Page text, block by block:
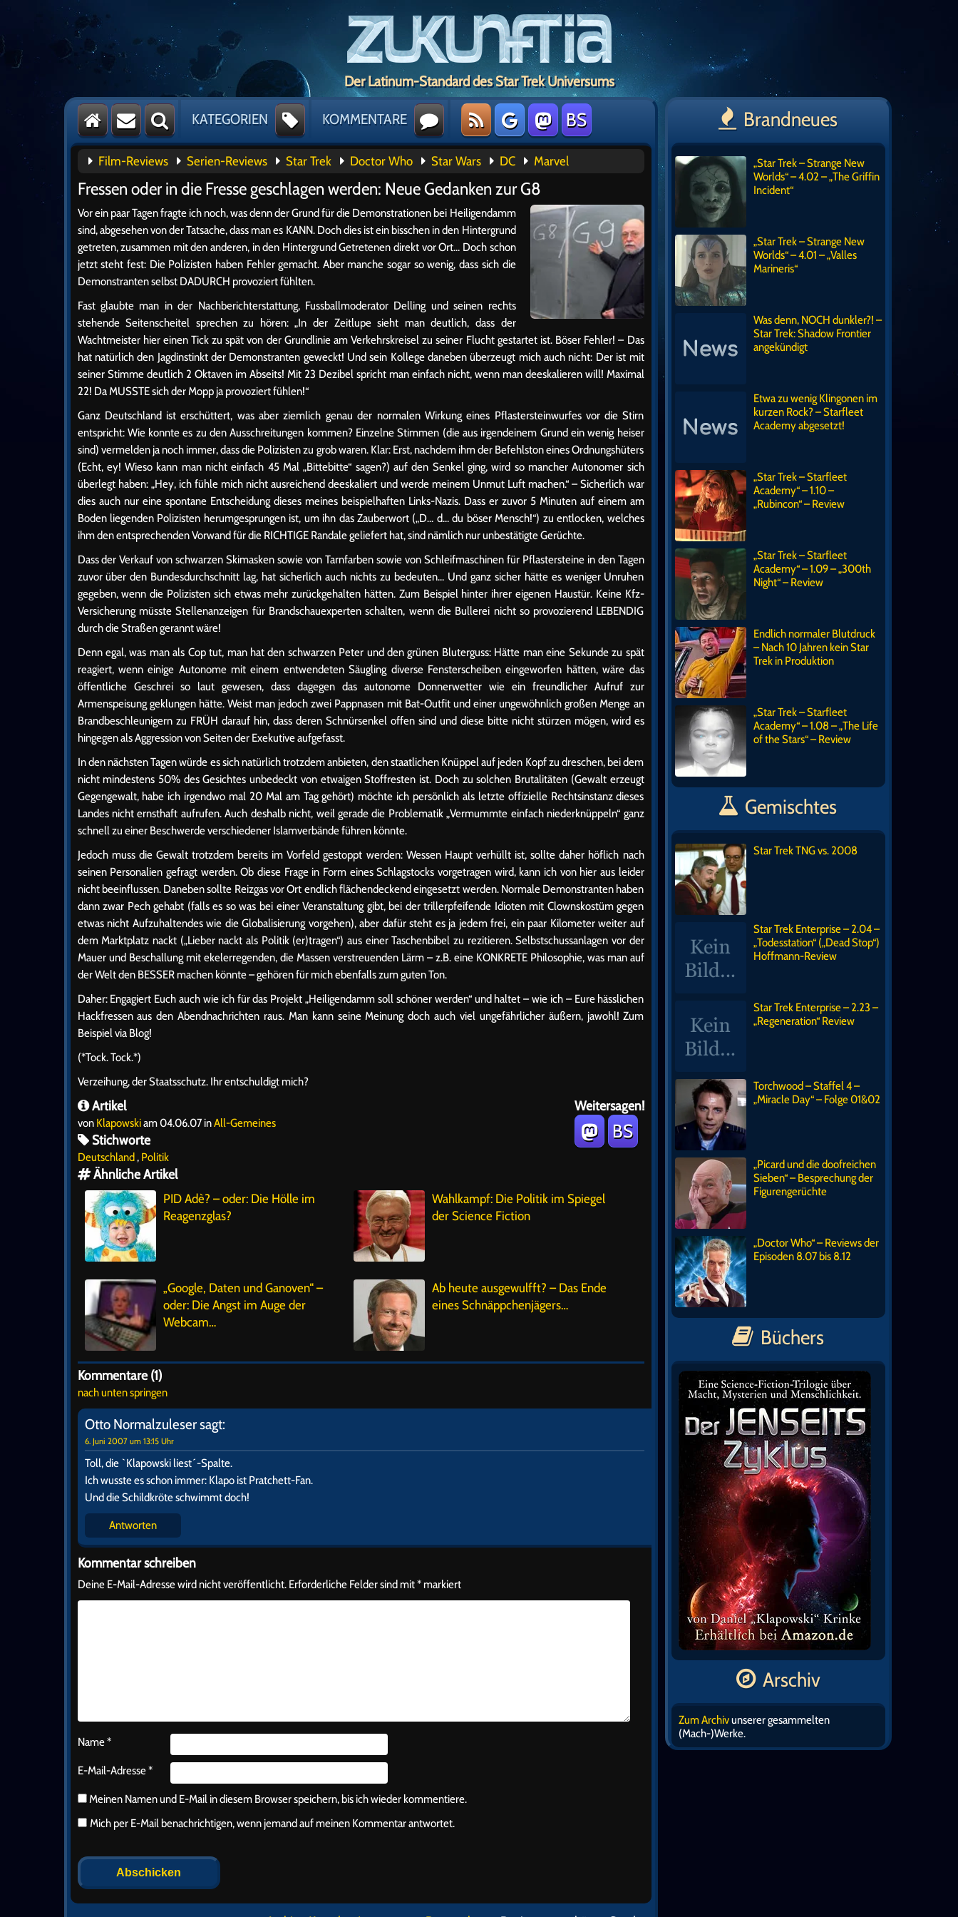
Der Latinum-Standard des Star Trek Universums
KATEGORIEN KOMMENTARE BS
Film-Reviews Serien-Reviews Star Trek Doctor Who Star Wars DC Marvel
Fressen oder in die Fresse geschlagen werden: Neue Gedanken zur G8
Vor ein paar Tagen fragte ich noch, was denn der Grund für die Demonstrationen bei Heiligendamm
sind, abgesehen von der Tatsache, dass man es KANN. Doch dies ist ein bisschen in den Hintergrund
getreten, zusammen mit den anderen, in den Hintergrund Getretenen direkt vor Ort… Doch schon
jetzt steht fest: Die Polizisten haben Fehler gemacht. Aber manche sogar so wenig, dass sich die
Demonstranten selbst DADURCH provoziert fühlten.
Fast glaubte man in der Nachberichterstattung, Fussballmoderator Delling und seinen rechts
stehende Seitenscheitel sprechen zu hören: „In der Zeitlupe sieht man deutlich, dass der
Wachtmeister hier einen Tick zu spät von der Grundlinie am Verkehrskreisel zu seiner Flucht gestartet ist. Böser Fehler! – Das
hat natürlich den Jagdinstinkt der Demonstranten geweckt! Und sein Kollege daneben überzeugt mich auch nicht: Der ist mit
seiner Stimme deutlich 2 Oktaven im Abseits! Mit 23 Dezibel spricht man einfach nicht, wenn man deeskalieren will! Maximal
22! Da MUSSTE sich der Mopp ja provoziert fühlen!“
Ganz Deutschland ist erschüttert, was aber ziemlich genau der normalen Wirkung eines Pflastersteinwurfes vor die Stirn
entspricht: Wie konnte es zu den Ausschreitungen kommen? Einzelne Stimmen (die aus irgendeinem Grund ein wenig heiser
sind) vermelden ja noch immer, dass die Polizisten zu grob waren. Klar: Erst, nachdem ihm der Befehlston eines Ordnungshüters
(Echt, ey! Wieso kann man nicht einfach 45 Mal „Bittebitte“ sagen?) auf den Senkel ging, wird so mancher Autonomer sich
überlegt haben: „Hey, ich fühle mich nicht ausreichend deeskaliert und werde meinem Unmut Luft machen.“ – Sicherlich war
dies auch nur eine spontane Entscheidung dieses meines beispielhaften Links-Nazis. Dass er zuvor 5 Minuten auf einem am
Boden liegenden Polizisten herumgesprungen ist, um ihn das Zauberwort („D… d… du böser Mensch!“) zu entlocken, welches
ihm den entsprechenden Vorwand für die RICHTIGE Randale geliefert hat, sind nämlich nur unbestätigte Gerüchte.
Dass der Verkauf von schwarzen Skimasken sowie von Tarnfarben sowie von Schleifmaschinen für Pflastersteine in den Tagen
zuvor über den Bundesdurchschnitt lag, hat sicherlich auch nichts zu bedeuten… Und ganz sicher hätte es weniger Unruhen
gegeben, wenn die Polizisten sich etwas mehr zurückgehalten hätten. Zum Beispiel hinter ihrer eigenen Haustür. Keine Kfz-
Versicherung müsste Stellenanzeigen für Brandschauexperten schalten, wenn die Bullerei nicht so provozierend LEBENDIG
durch die Straßen gerannt wäre!
Denn egal, was man als Cop tut, man hat den schwarzen Peter und den grünen Bluterguss: Hätte man eine Sekunde zu spät
reagiert, wenn einige Autonome mit einem entwendeten Säugling diverse Fensterscheiben eingeworfen hätten, wäre das
öffentliche Geschrei so laut gewesen, dass dagegen das autonome Donnerwetter wie ein freundlicher Aufruf zur
Armenspeisung geklungen hätte. Weist man jedoch zwei Pappnasen mit Bat-Outfit und einer ungewöhnlich großen Menge an
Brandbeschleunigern zu FRÜH darauf hin, dass deren Schnürsenkel offen sind und diese bitte nicht stürzen mögen, wird es
hingegen als Aggression von Seiten der Exekutive aufgefasst.
In den nächsten Tagen würde es sich natürlich trotzdem anbieten, den staatlichen Knüppel auf jeden Kopf zu dreschen, bei dem
nicht mindestens 50% des Gesichtes unbedeckt von etwaigen Stoffresten ist. Doch zu solchen Brutalitäten (Gewalt erzeugt
Gegengewalt, habe ich irgendwo mal 20 Mal am Tag gehört) möchte ich persönlich als letzte offizielle Rechtsinstanz dieses
Landes nicht ernsthaft aufrufen. Auch deshalb nicht, weil gerade die Problematik „Vermummte einfach niederknüppeln“ ganz
schnell zu einer Beschwerde verschiedener Islamverbände führen könnte.
Jedoch muss die Gewalt trotzdem bereits im Vorfeld gestoppt werden: Wessen Haupt verhüllt ist, sollte daher höflich nach
seinen Personalien gefragt werden. Ob diese Frage in Form eines Schlagstocks vorgetragen wird, kann ich von hier aus leider
nicht beeinflussen. Daneben sollte Reizgas vor Ort endlich flächendeckend eingesetzt werden. Normale Demonstranten haben
dann zwar Pech gehabt (falls es so was bei einer Veranstaltung gibt, bei der trillerpfeifende Idioten mit Clownskostüm gegen
etwas nicht Aufzuhaltendes wie die Globalisierung vorgehen), aber dafür steht es ja jedem frei, ein paar Kilometer weiter auf
dem Marktplatz nackt („Lieber nackt als Politik (er)tragen“) aus einer Taschenbibel zu rezitieren. Selbstschussanlagen vor der
Mauer und Beschallung mit ekelerregenden, die Massen verstreuenden Lärm – z.B. eine KONKRETE Philosophie, was man auf
der Welt den BESSER machen könnte – gehören für mich ebenfalls zum guten Ton.
Daher: Engagiert Euch auch wie ich für das Projekt „Heiligendamm soll schöner werden“ und haltet – wie ich – Eure hässlichen
Hackfressen aus den Abendnachrichten raus. Man kann seine Meinung doch auch viel ungefährlicher äußern, jawohl! Zum
Beispiel via Blog!
(*Tock. Tock.*)
Verzeihung, der Staatsschutz. Ihr entschuldigt mich?
Weitersagen!
BS
Artikel
von Klapowskiam 04.06.07 inAll-Gemeines
Stichworte
Deutschland, Politik
Ähnliche Artikel
PID Adè? – oder: Die Hölle im
Reagenzglas?
Wahlkampf: Die Politik im Spiegel
der Science Fiction
„Google, Daten und Ganoven“ –
oder: Die Angst im Auge der
Webcam…
Ab heute ausgewulfft? – Das Ende
eines Schnäppchenjägers…
Kommentare (1)
nach unten springen
Otto Normalzulesersagt:
6. Juni 2007 um 13:15 Uhr
Toll, die `Klapowski liest´-Spalte.
Ich wusste es schon immer: Klapo ist Pratchett-Fan.
Und die Schildkröte schwimmt doch!
Antworten
Kommentar schreiben
Deine E-Mail-Adresse wird nicht veröffentlicht. Erforderliche Felder sind mit*markiert
Name*
E-Mail-Adresse*
Meinen Namen und E-Mail in diesem Browser speichern, bis ich wieder kommentiere.
Mich per E-Mail benachrichtigen, wenn jemand auf meinen Kommentar antwortet.
Alternative:
Brandneues
„Star Trek – Strange New
Worlds“ – 4.02 – „The Griffin
Incident“
„Star Trek – Strange New
Worlds“ – 4.01 – „Valles
Marineris“
Was denn, NOCH dunkler?! –
Star Trek: Shadow Frontier
angekündigt
Etwa zu wenig Klingonen im
kurzen Rock? – Starfleet
Academy abgesetzt!
„Star Trek – Starfleet
Academy“ – 1.10 –
„Rubincon“ – Review
„Star Trek – Starfleet
Academy“ – 1.09 – „300th
Night“ – Review
Endlich normaler Blutdruck
– Nach 10 Jahren kein Star
Trek in Produktion
„Star Trek – Starfleet
Academy“ – 1.08 – „The Life
of the Stars“ – Review
Gemischtes
Star Trek TNG vs. 2008
Star Trek Enterprise – 2.04 –
„Todesstation“ („Dead Stop“)
Hoffmann-Review
Star Trek Enterprise – 2.23 –
„Regeneration“ Review
Torchwood – Staffel 4 –
„Miracle Day“ – Folge 01&02
„Picard und die doofreichen
Sieben“ – Besprechung der
Figurengerüchte
„Doctor Who“ – Reviews der
Episoden 8.07 bis 8.12
Büchers
Arschiv
Zum Archivunserer gesammelten
(Mach-)Werke.